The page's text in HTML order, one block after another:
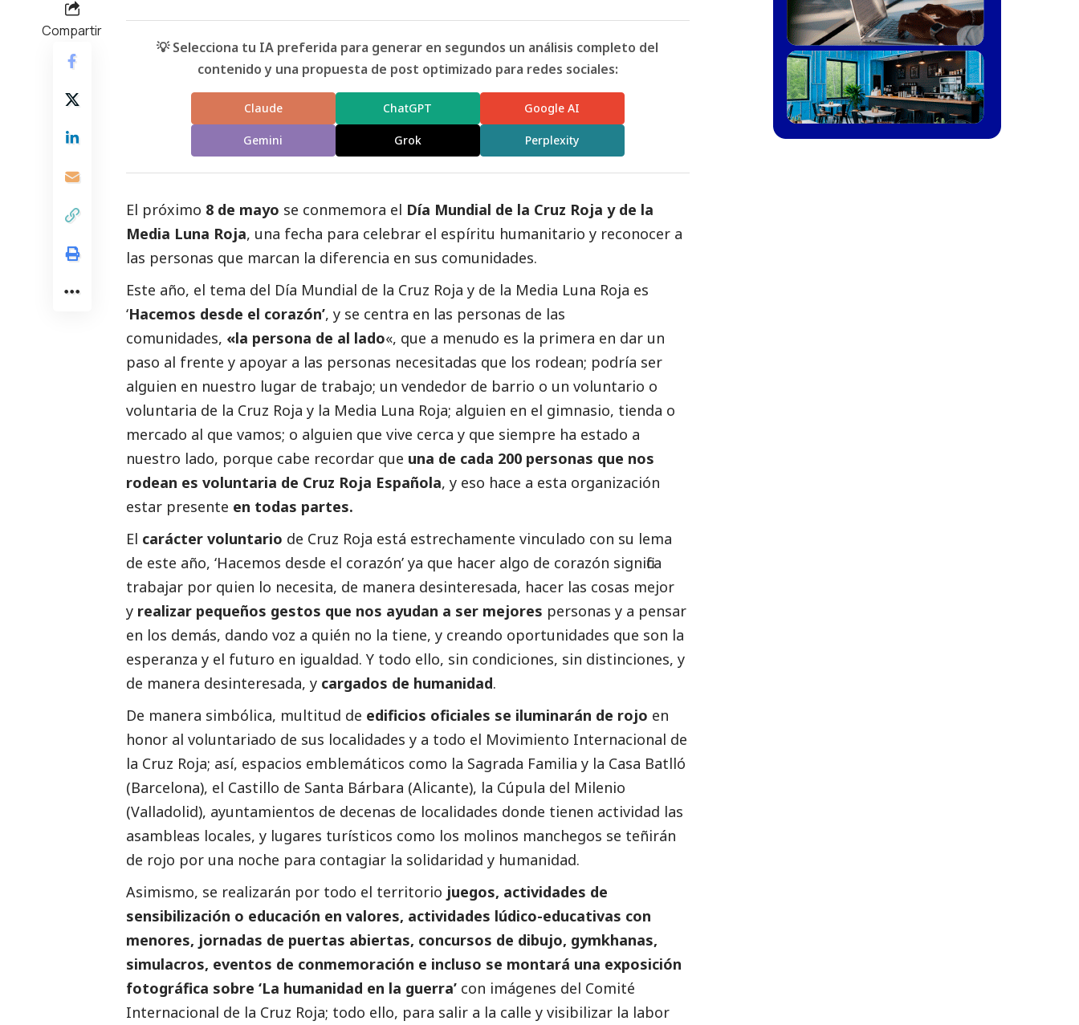
Compartir
💡 Selecciona tu IA preferida para generar en segundos un análisis completo del
contenido y una propuesta de post optimizado para redes sociales:
Claude ChatGPT Google AI
Gemini Grok Perplexity
El próximo 8 de mayo se conmemora el Día Mundial de la Cruz Roja y de la
Media Luna Roja, una fecha para celebrar el espíritu humanitario y reconocer a
las personas que marcan la diferencia en sus comunidades.
Este año, el tema del Día Mundial de la Cruz Roja y de la Media Luna Roja es
‘Hacemos desde el corazón’, y se centra en las personas de las
comunidades, «la persona de al lado«, que a menudo es la primera en dar un
paso al frente y apoyar a las personas necesitadas que los rodean; podría ser
alguien en nuestro lugar de trabajo; un vendedor de barrio o un voluntario o
voluntaria de la Cruz Roja y la Media Luna Roja; alguien en el gimnasio, tienda o
mercado al que vamos; o alguien que vive cerca y que siempre ha estado a
nuestro lado, porque cabe recordar que una de cada 200 personas que nos
rodean es voluntaria de Cruz Roja Española, y eso hace a esta organización
estar presente en todas partes.
El carácter voluntario de Cruz Roja está estrechamente vinculado con su lema
de este año, ‘Hacemos desde el corazón’ ya que hacer algo de corazón significa
trabajar por quien lo necesita, de manera desinteresada, hacer las cosas mejor
y realizar pequeños gestos que nos ayudan a ser mejores personas y a pensar
en los demás, dando voz a quién no la tiene, y creando oportunidades que son la
esperanza y el futuro en igualdad. Y todo ello, sin condiciones, sin distinciones, y
de manera desinteresada, y cargados de humanidad.
De manera simbólica, multitud de edificios oficiales se iluminarán de rojo en
honor al voluntariado de sus localidades y a todo el Movimiento Internacional de
la Cruz Roja; así, espacios emblemáticos como la Sagrada Familia y la Casa Batlló
(Barcelona), el Castillo de Santa Bárbara (Alicante), la Cúpula del Milenio
(Valladolid), ayuntamientos de decenas de localidades donde tienen actividad las
asambleas locales, y lugares turísticos como los molinos manchegos se teñirán
de rojo por una noche para contagiar la solidaridad y humanidad.
Asimismo, se realizarán por todo el territorio juegos, actividades de
sensibilización o educación en valores, actividades lúdico-educativas con
menores, jornadas de puertas abiertas, concursos de dibujo, gymkhanas,
simulacros, eventos de conmemoración e incluso se montará una exposición
fotográfica sobre ‘La humanidad en la guerra’ con imágenes del Comité
Internacional de la Cruz Roja; todo ello, para salir a la calle y visibilizar la labor